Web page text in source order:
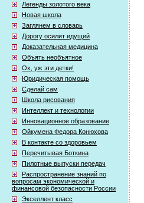
Легенды золотого века
Новая школа
Заглянем в словарь
Дорогу осилит идущий
Доказательная медицина
Объять необъятное
Ох, уж эти детки!
Юридическая помощь
Сделай сам
Школа рисования
Интеллект и технологии
Инновационное образование
Ойкумена Федора Конюхова
В контакте со здоровьем
Перечитывая Боткина
Пилотные выпуски передач
Распространение знаний по
вопросам экономической и
финансовой безопасности России
Экселлент класс